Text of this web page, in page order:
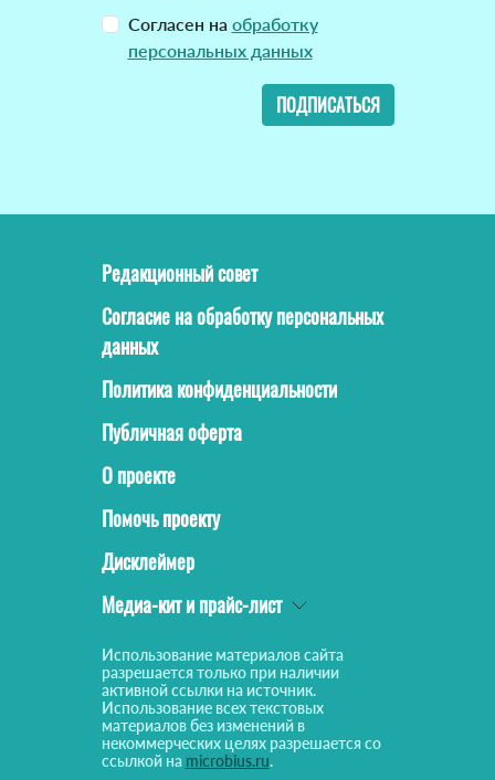
Согласен на обработку
персональных данных
ПОДПИСАТЬСЯ
Редакционный совет
Согласие на обработку персональных
данных
Политика конфиденциальности
Публичная оферта
О проекте
Помочь проекту
Дисклеймер
Медиа-кит и прайс-лист
Использование материалов сайта
разрешается только при наличии
активной ссылки на источник.
Использование всех текстовых
материалов без изменений в
некоммерческих целях разрешается со
ссылкой на microbius.ru.